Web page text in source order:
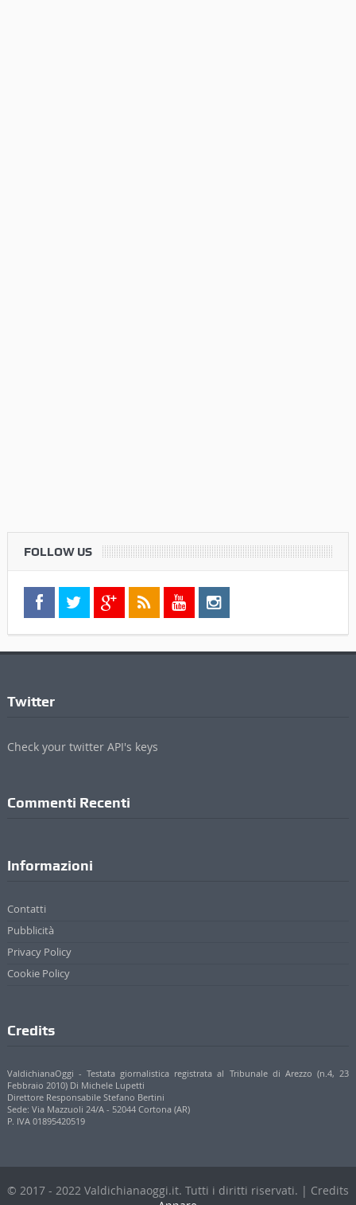
FOLLOW US
Twitter
Check your twitter API's keys
Commenti Recenti
Informazioni
Contatti
Pubblicità
Privacy Policy
Cookie Policy
Credits
ValdichianaOggi - Testata giornalistica registrata al Tribunale di Arezzo (n.4, 23
Febbraio 2010) Di Michele Lupetti
Direttore Responsabile Stefano Bertini
Sede: Via Mazzuoli 24/A - 52044 Cortona (AR)
P. IVA 01895420519
© 2017 - 2022 Valdichianaoggi.it. Tutti i diritti riservati. | Credits